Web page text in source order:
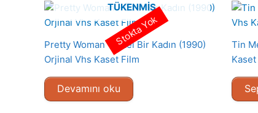
TÜKENMIŞ
Pretty Woman – Özel Bir Kadın (1990)
Orjinal Vhs Kaset Film
Devamını oku
Stokta Yok
Tin